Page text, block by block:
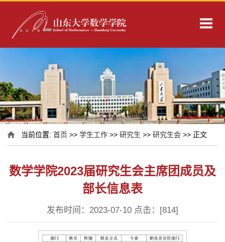
当前位置:首页 >>学生工作 >>研究生 >>研究生会 >> 正文
数学学院2023届研究生会主席团成员及
部长信息表
发布时间：2023-07-10 点击：[814]